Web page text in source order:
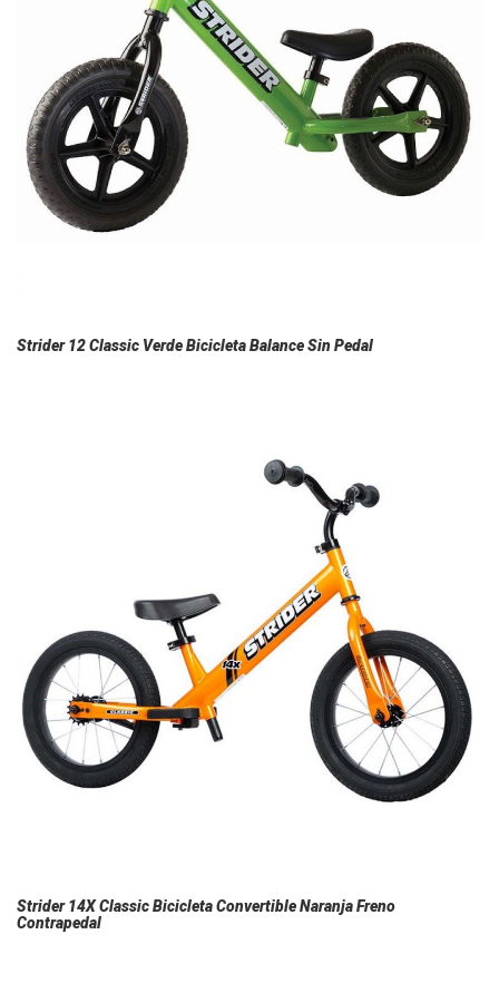
Strider 12 Classic Verde Bicicleta Balance Sin Pedal
Strider 14X Classic Bicicleta Convertible Naranja Freno
Contrapedal